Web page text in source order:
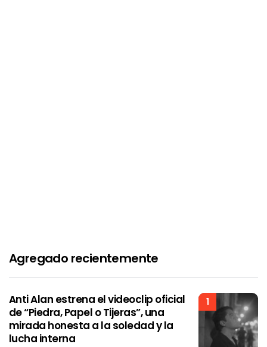
Agregado recientemente
1
Anti Alan estrena el videoclip oficial
de “Piedra, Papel o Tijeras”, una
mirada honesta a la soledad y la
lucha interna